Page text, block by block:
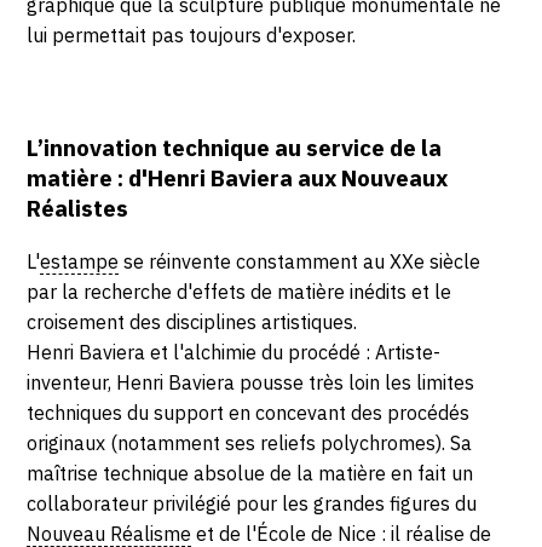
lui permettait pas toujours d'exposer.
L’innovation technique au service de la
matière : d'Henri Baviera aux Nouveaux
Réalistes
L'estampe se réinvente constamment au XXe siècle
par la recherche d'effets de matière inédits et le
croisement des disciplines artistiques.
Henri Baviera et l'alchimie du procédé : Artiste-
inventeur, Henri Baviera pousse très loin les limites
techniques du support en concevant des procédés
originaux (notamment ses reliefs polychromes). Sa
maîtrise technique absolue de la matière en fait un
collaborateur privilégié pour les grandes figures du
Nouveau Réalisme et de l'École de Nice : il réalise de